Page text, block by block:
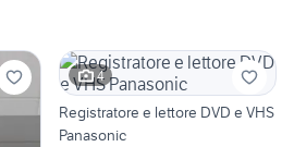
4
Registratore e lettore DVD e VHS
Panasonic